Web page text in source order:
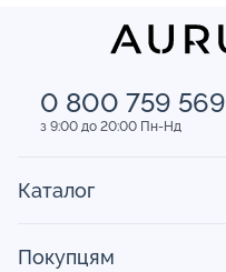
0 800 759 569
з 9:00 до 20:00 Пн-Нд
Каталог
Покупцям